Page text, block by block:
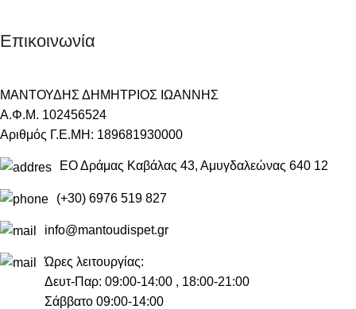
Επικοινωνία
ΜΑΝΤΟΥΔΗΣ ΔΗΜΗΤΡΙΟΣ ΙΩΑΝΝΗΣ
Α.Φ.Μ. 102456524
Αριθμός Γ.Ε.ΜΗ: 189681930000
ΕΟ Δράμας Καβάλας 43, Αμυγδαλεώνας 640 12
(+30) 6976 519 827
info@mantoudispet.gr
Ώρες λειτουργίας:
Δευτ-Παρ: 09:00-14:00 , 18:00-21:00
Σάββατο 09:00-14:00